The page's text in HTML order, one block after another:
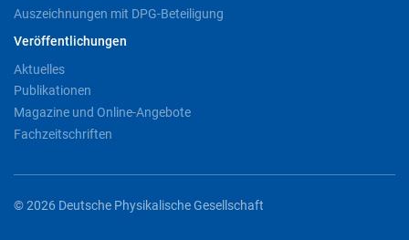
Auszeichnungen mit DPG-Beteiligung
Veröffentlichungen
Aktuelles
Publikationen
Magazine und Online-Angebote
Fachzeitschriften
© 2026 Deutsche Physikalische Gesellschaft